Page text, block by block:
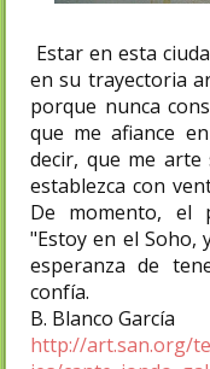
Estar en esta
en su trayectoria
porque nunca
que me afiance
decir, que me arte
establezca con
De momento, el
"Estoy en el Soho,
esperanza de
confía.
B. Blanco García
http://art.san.org/